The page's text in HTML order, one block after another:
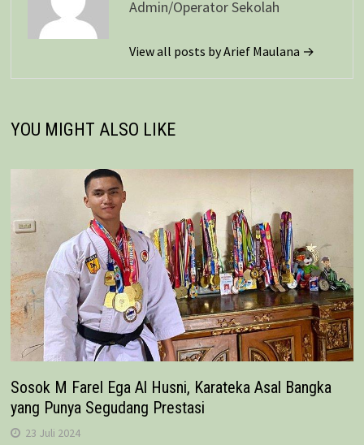
Admin/Operator Sekolah
View all posts by Arief Maulana →
YOU MIGHT ALSO LIKE
Sosok M Farel Ega Al Husni, Karateka Asal Bangka
yang Punya Segudang Prestasi
23 Juli 2024